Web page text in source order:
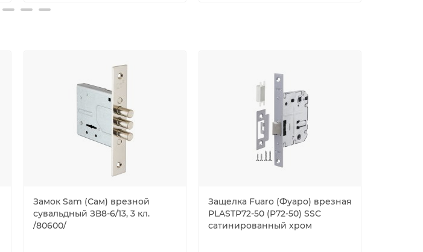
Замок Sam (Сам) врезной
сувальдный ЗВ8-6/13, 3 кл.
/80600/
Защелка Fuaro (Фуаро) врезная
PLASTP72-50 (P72-50) SSC
сатинированный хром